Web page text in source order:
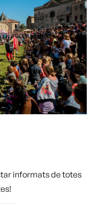
informats de totes